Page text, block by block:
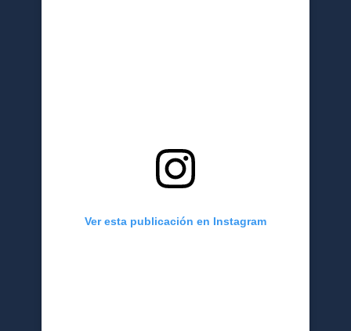
Ver esta publicación en Instagram